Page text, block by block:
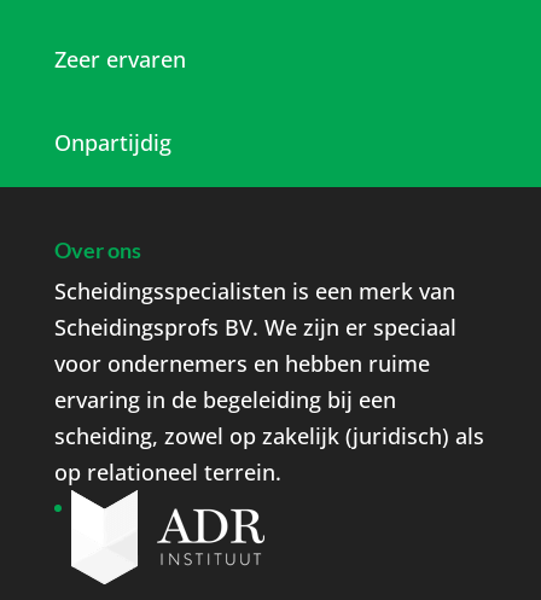
Zeer ervaren
Onpartijdig
Over ons
Scheidingsspecialisten is een merk van
Scheidingsprofs BV. We zijn er speciaal
voor ondernemers en hebben ruime
ervaring in de begeleiding bij een
scheiding, zowel op zakelijk (juridisch) als
op relationeel terrein.